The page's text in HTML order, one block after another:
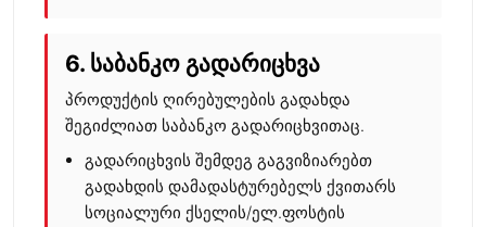
6. საბანკო გადარიცხვა
პროდუქტის ღირებულების გადახდა
შეგიძლიათ საბანკო გადარიცხვითაც.
გადარიცხვის შემდეგ გაგვიზიარებთ
გადახდის დამადასტურებელს ქვითარს
სოციალური ქსელის/ელ.ფოსტის